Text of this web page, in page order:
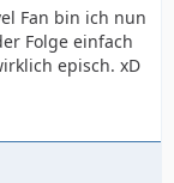
Fan bin ich nun
Folge einfach
episch. xD